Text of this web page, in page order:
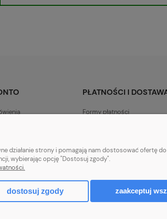
PŁATNOŚCI I
Formy płatności
12A, 05-604 Jasieniec woj. mazowieckiew |
działanie strony i pomagają nam dostosować ofertę
wybierając opcję "Dostosuj zgody".
dostosuj zgody zaakceptuj